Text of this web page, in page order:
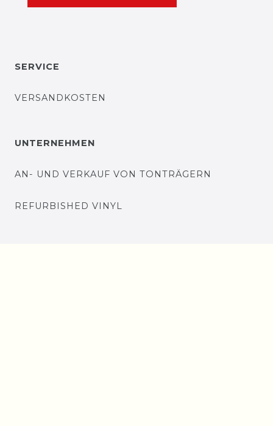
SERVICE
VERSANDKOSTEN
UNTERNEHMEN
AN- UND VERKAUF VON TONTRÄGERN
REFURBISHED VINYL